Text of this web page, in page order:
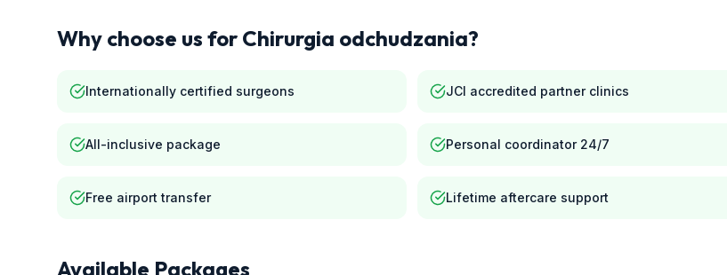
Why choose us for Chirurgia odchudzania?
Internationally certified surgeons JCI accredited partner clinics
All-inclusive package Personal coordinator 24/7
Free airport transfer Lifetime aftercare support
Available Packages